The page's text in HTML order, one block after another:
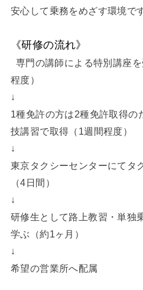
安心して乗務をめざす環境で
《研修の流れ》
専門の講師による特別講座
程度）
↓
1種免許の方は2種免許取得の
技講習で取得（1週間程度）
↓
東京タクシーセンターにてタ
（4日間）
↓
研修生として路上教習・単独
学ぶ（約1ヶ月）
↓
希望の営業所へ配属